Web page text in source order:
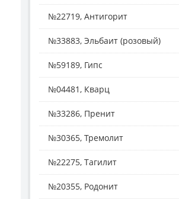
№22719, Антигорит
№33883, Эльбаит (розовый)
№59189, Гипс
№04481, Кварц
№33286, Пренит
№30365, Тремолит
№22275, Тагилит
№20355, Родонит